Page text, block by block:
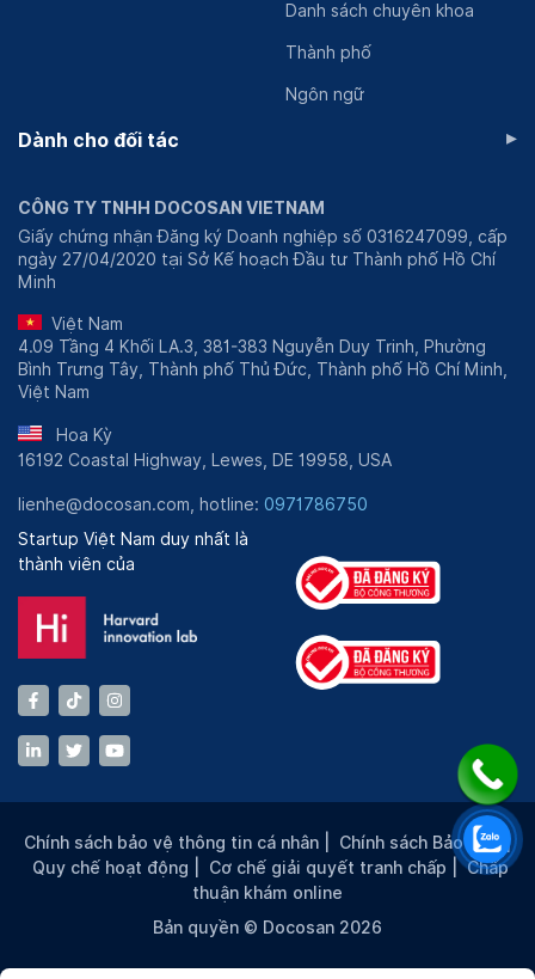
Danh sách chuyên khoa
Thành phố
Ngôn ngữ
Dành cho đối tác ▸
CÔNG TY TNHH DOCOSAN VIETNAM
Giấy chứng nhận Đăng ký Doanh nghiệp số 0316247099, cấp
ngày 27/04/2020 tại Sở Kế hoạch Đầu tư Thành phố Hồ Chí
Minh
Việt Nam
4.09 Tầng 4 Khối LA.3, 381-383 Nguyễn Duy Trinh, Phường
Bình Trưng Tây, Thành phố Thủ Đức, Thành phố Hồ Chí Minh,
Việt Nam
Hoa Kỳ
16192 Coastal Highway, Lewes, DE 19958, USA
lienhe@docosan.com, hotline: 0971786750
Startup Việt Nam duy nhất là
thành viên của
Chính sách bảo vệ thông tin cá nhân Chính sách Bảo mật |
Quy chế hoạt động
Cơ chế giải quyết tranh chấp |Chấp
thuận khám online
Bản quyền © Docosan 2026